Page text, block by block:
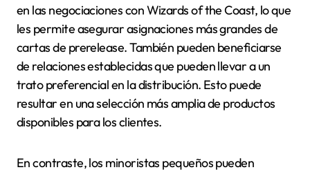
en las negociaciones con Wizards of the Coast, lo que
les permite asegurar asignaciones más grandes de
cartas de prerelease. También pueden beneficiarse
de relaciones establecidas que pueden llevar a un
trato preferencial en la distribución. Esto puede
resultar en una selección más amplia de productos
disponibles para los clientes.
En contraste, los minoristas pequeños pueden